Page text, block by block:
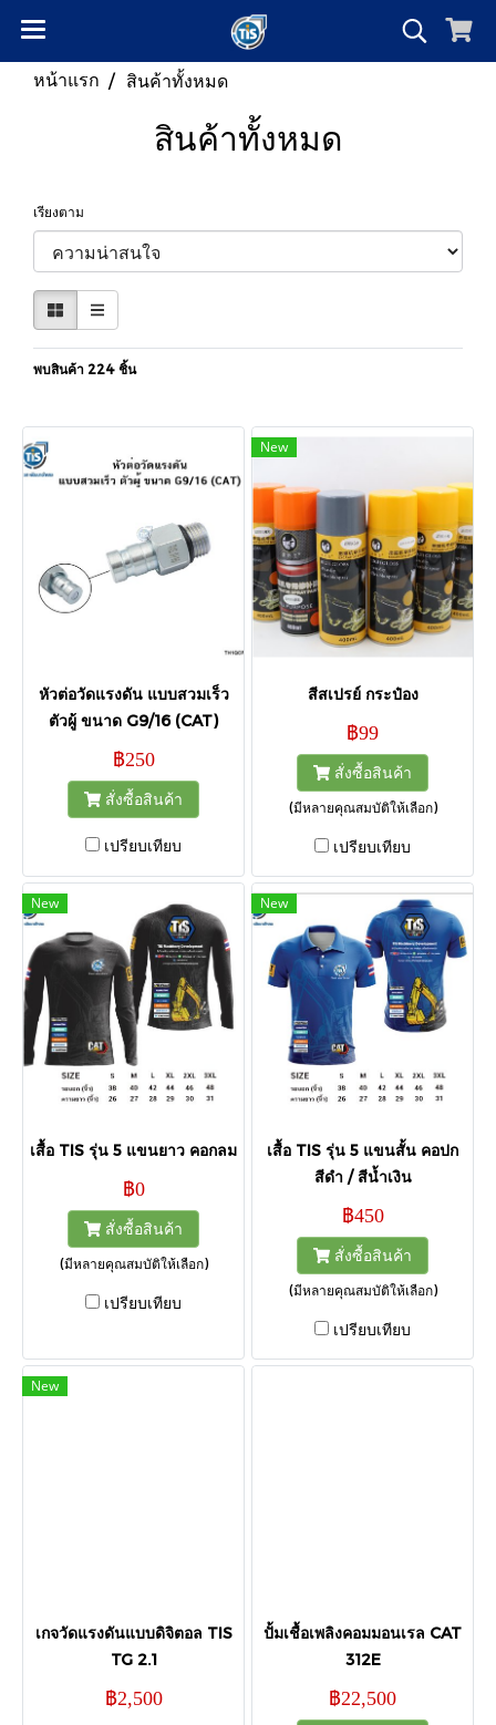
หน้าแรก สินค้าทั้งหมด
สินค้าทั้งหมด
เรียงตาม
พบสินค้า 224 ชิ้น
หัวต่อวัดแรงดัน แบบสวมเร็ว
ตัวผู้ ขนาด G9/16 (CAT)
฿250
สั่งซื้อสินค้า
เปรียบเทียบ
New
สีสเปรย์ กระป๋อง
฿99
สั่งซื้อสินค้า
(มีหลายคุณสมบัติให้เลือก)
เปรียบเทียบ
New
เสื้อ TIS รุ่น 5 แขนยาว คอกลม
฿0
สั่งซื้อสินค้า
(มีหลายคุณสมบัติให้เลือก)
เปรียบเทียบ
New
เสื้อ TIS รุ่น 5 แขนสั้น คอปก
สีดำ / สีน้ำเงิน
฿450
สั่งซื้อสินค้า
(มีหลายคุณสมบัติให้เลือก)
เปรียบเทียบ
New
เกจวัดแรงดันแบบดิจิตอล TIS
TG 2.1
฿2,500
ปั้มเชื้อเพลิงคอมมอนเรล CAT
312E
฿22,500